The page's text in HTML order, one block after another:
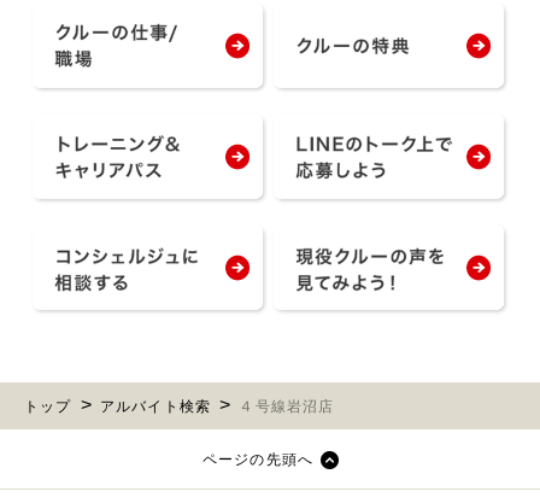
トップ アルバイト検索 ４号線岩沼店
ページの先頭へ